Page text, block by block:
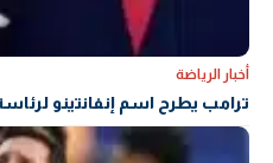
أخبار الرياضة
ترامب يطرح اسم إنفانتينو